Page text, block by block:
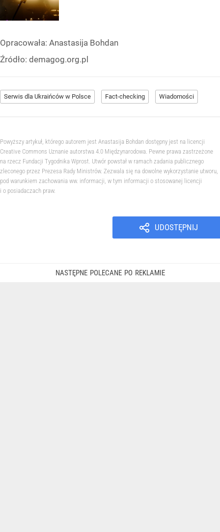
Opracowała: Anastasija Bohdan
Źródło: demagog.org.pl
Serwis dla Ukraińców w Polsce Fact-checking Wiadomości
Powyższy artykuł, którego autorem jest Anastasija Bohdan dostępny jest na licencji
Creative Commons Uznanie autorstwa 4.0 Międzynarodowa. Pewne prawa zastrzeżone
na rzecz Fundacji Tygodnika Wprost. Utwór powstał w ramach zadania publicznego
zleconego przez Prezesa Rady Ministrów. Zezwala się na dowolne wykorzystanie utworu,
pod warunkiem zachowania ww. informacji, w tym informacji o stosowanej licencji
i o posiadaczach praw.
UDOSTĘPNIJ